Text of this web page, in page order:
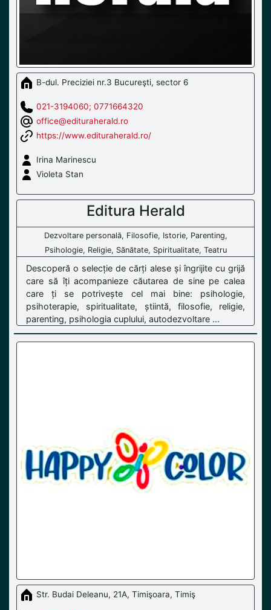
B-dul. Preciziei nr.3 Bucureşti, sector 6
021-3194060; 0771664320
office@edituraherald.ro
https://www.edituraherald.ro/
Irina Marinescu
Violeta Stan
Editura Herald
Dezvoltare personală, Filosofie, Istorie, Parenting,
Psihologie, Religie, Sănătate, Spiritualitate, Teatru
Descoperă o selecție de cărți alese și îngrijite cu grijă
care să îți acompanieze căutarea de sine pe calea
care ți se potrivește cel mai bine: psihologie,
psihoterapie, spiritualitate, știintă, filosofie, religie,
parenting, psihologia cuplului, autodezvoltare ...
Str. Budai Deleanu, 21A, Timişoara, Timiş